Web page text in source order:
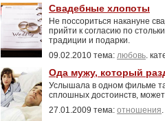
Свадебные хлопоты
Не поссориться накануне
прийти к согласию по
традиции и подарки.
09.02.2010 тема: любовь.
Ода мужу, который
Услышала в одном фильме
сплошных достоинств,
27.01.2009 тема: отношения